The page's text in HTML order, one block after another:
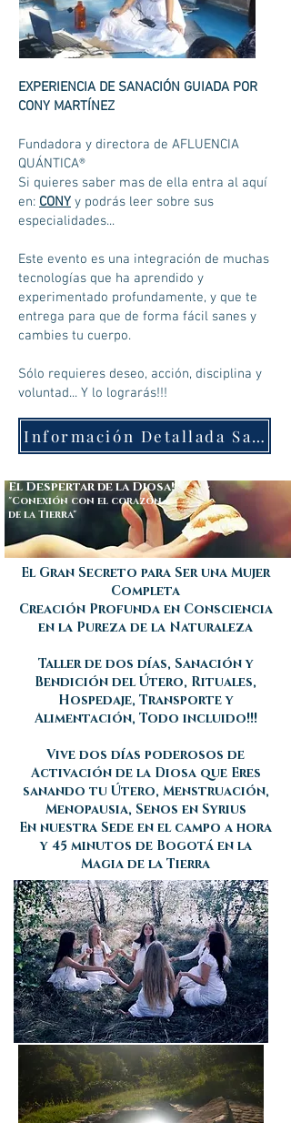
EXPERIENCIA DE SANACIÓN GUIADA POR
CONY MARTÍNEZ
Fundadora y directora de AFLUENCIA
QUÁNTICA®
Si quieres saber mas de ella entra al aquí
en: CONY y podrás leer sobre sus
especialidades...
Este evento es una integración de muchas
tecnologías que ha aprendido y
experimentado profundamente, y que te
entrega para que de forma fácil sanes y
cambies tu cuerpo.
Sólo requieres deseo, acción, disciplina y
voluntad... Y lo lograrás!!!
Información Detallada Salud
El Despertar de la Diosa!
"Conexión con el corazón
de la Tierra"
El Gran Secreto para Ser una Mujer
Completa
Creación Profunda en Consciencia
en la Pureza de la Naturaleza
Taller de dos días, Sanación y
Bendición del Útero, Rituales,
Hospedaje, Transporte y
Alimentación, Todo incluido!!!
Vive dos días poderosos de
Activación de la Diosa que Eres
sanando tu Útero, Menstruación,
Menopausia, Senos en Syrius
En nuestra Sede en el campo a hora
y 45 minutos de Bogotá en la
Magia de la Tierra